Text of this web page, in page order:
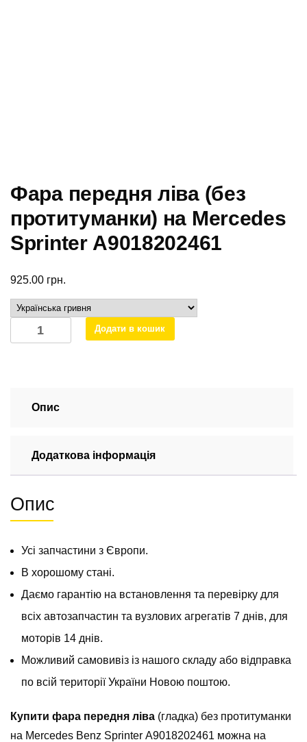
Фара передня ліва (без
протитуманки) на Mercedes
Sprinter А9018202461
925.00 грн.
передня
А9018202461
кількість
Додати в кошик
Опис
Додаткова інформація
Опис
Усі запчастини з Європи.
В хорошому стані.
Даємо гарантію на встановлення та перевірку для
всіх автозапчастин та вузлових агрегатів 7 днів, для
моторів 14 днів.
Можливий самовивіз із нашого складу або відправка
по всій території України Новою поштою.
Купити фара передня ліва (гладка) без протитуманки
на Mercedes Benz Sprinter А9018202461 можна на